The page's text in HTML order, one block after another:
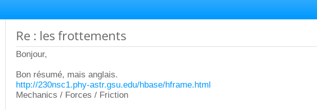
Re : les frottements
Bonjour,
Bon résumé, mais anglais.
http://230nsc1.phy-astr.gsu.edu/hbase/hframe.html
Mechanics / Forces / Friction